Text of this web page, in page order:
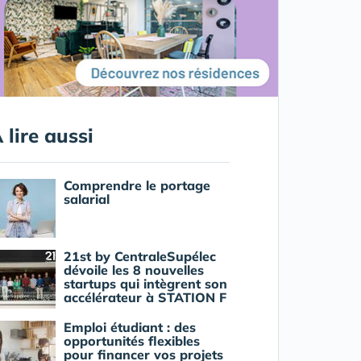
lire aussi
Comprendre le portage
salarial
21st by CentraleSupélec
dévoile les 8 nouvelles
startups qui intègrent son
accélérateur à STATION F
Emploi étudiant : des
opportunités flexibles
pour financer vos projets